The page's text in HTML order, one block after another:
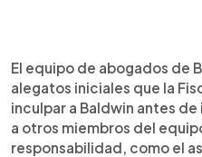
El equipo de abogados de
alegatos iniciales que la
inculpar a Baldwin antes
a otros miembros del
responsabilidad, como el